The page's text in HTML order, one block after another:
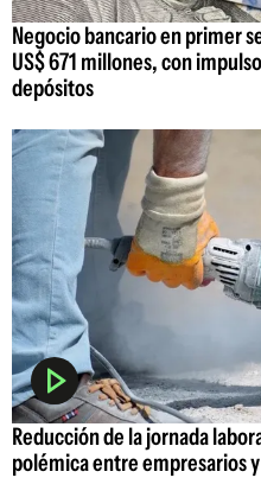
Negocio bancario en primer
US$ 671 millones, con
depósitos
Reducción de la jornada
polémica entre empresarios